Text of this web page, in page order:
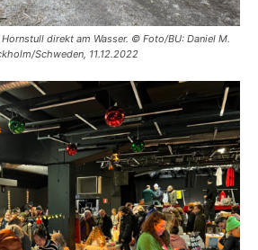
direkt am Wasser. © Foto/BU: Daniel M.
Schweden, 11.12.2022